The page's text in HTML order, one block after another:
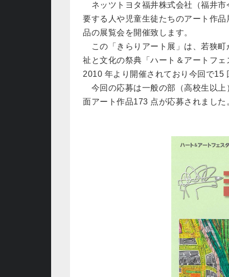
ネッツトヨタ福井株式会社（福井市
要する人や児童生徒たちのアート作
品の展覧会を開催致します。
この「きらりアート展」は、若狭町
祉と文化の祭典「ハート＆アートフ
2010 年より開催されており今回で15
今回の応募は一般の部（高校生以上
面アート作品173 点が応募されました